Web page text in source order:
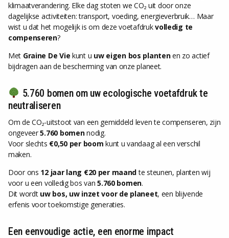
klimaatverandering. Elke dag stoten we CO₂ uit door onze
dagelijkse activiteiten: transport, voeding, energieverbruik… Maar
wist u dat het mogelijk is om deze voetafdrukvolledig te
compenseren?
Met Graine De Vie kunt u uw eigen bos plantenen zo actief
bijdragen aan de bescherming van onze planeet.
5.760 bomen om uw ecologische voetafdruk te
neutraliseren
Om de CO₂-uitstoot van een gemiddeld leven te compenseren, zijn
ongeveer5.760 bomennodig.
Voor slechts €0,50 per boom kunt u vandaag al een verschil
maken.
Door ons 12 jaar lang €20 per maandte steunen, planten wij
voor u een volledig bos van5.760 bomen.
Dit wordt uw bos, uw inzet voor de planeet, een blijvende
erfenis voor toekomstige generaties.
Een eenvoudige actie, een enorme impact